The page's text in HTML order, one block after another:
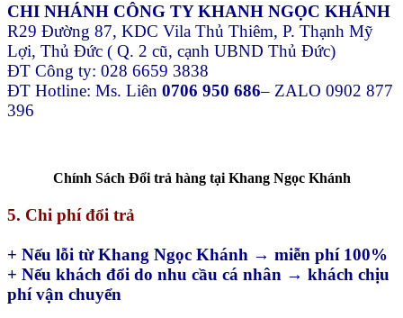
CHI NHÁNH CÔNG TY KHANH NGỌC KHÁNH
R29 Đường 87, KDC Vila Thủ Thiêm, P. Thạnh Mỹ
Lợi, Thủ Đức ( Q. 2 cũ, cạnh UBND Thủ Đức)
ĐT Công ty: 028 6659 3838
ĐT Hotline: Ms. Liên 0706 950 686– ZALO 0902 877
396
Chính Sách Đổi trả hàng tại Khang Ngọc Khánh
5. Chi phí đổi trả
+ Nếu lỗi từ Khang Ngọc Khánh → miễn phí 100%
+ Nếu khách đổi do nhu cầu cá nhân → khách chịu
phí vận chuyển